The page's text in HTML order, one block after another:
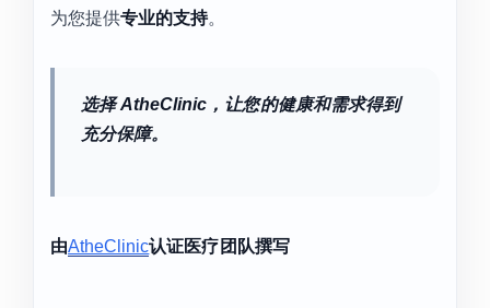
为您提供专业的支持。
选择 AtheClinic，让您的健康和需求得到
充分保障。
由AtheClinic认证医疗团队撰写